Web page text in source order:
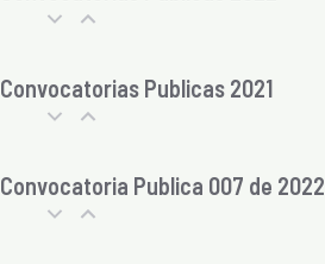
Convocatorias Publicas 2021
Convocatoria Publica 007 de 2022